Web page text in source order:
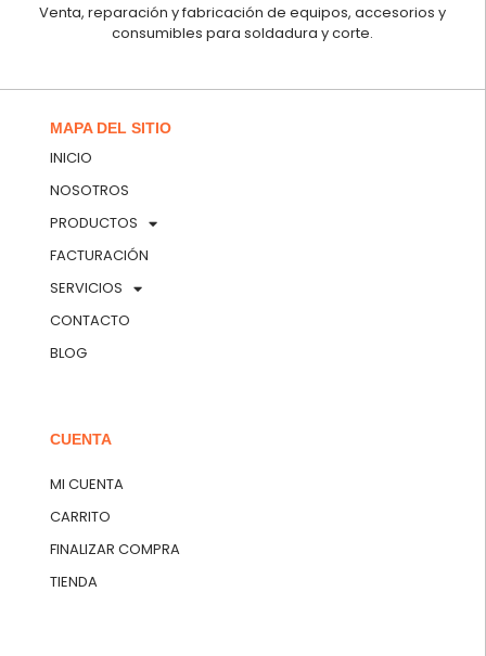
Venta, reparación y fabricación de equipos, accesorios y
consumibles para soldadura y corte.
MAPA DEL SITIO
INICIO
NOSOTROS
PRODUCTOS
FACTURACIÓN
SERVICIOS
CONTACTO
BLOG
CUENTA
MI CUENTA
CARRITO
FINALIZAR COMPRA
TIENDA